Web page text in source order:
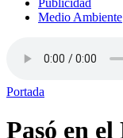
Publicidad
Medio Ambiente
Portada
Pasó en